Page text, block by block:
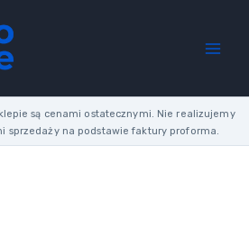
są cenami ostatecznymi. Nie realizujemy
sprzedaży na podstawie faktury proforma.